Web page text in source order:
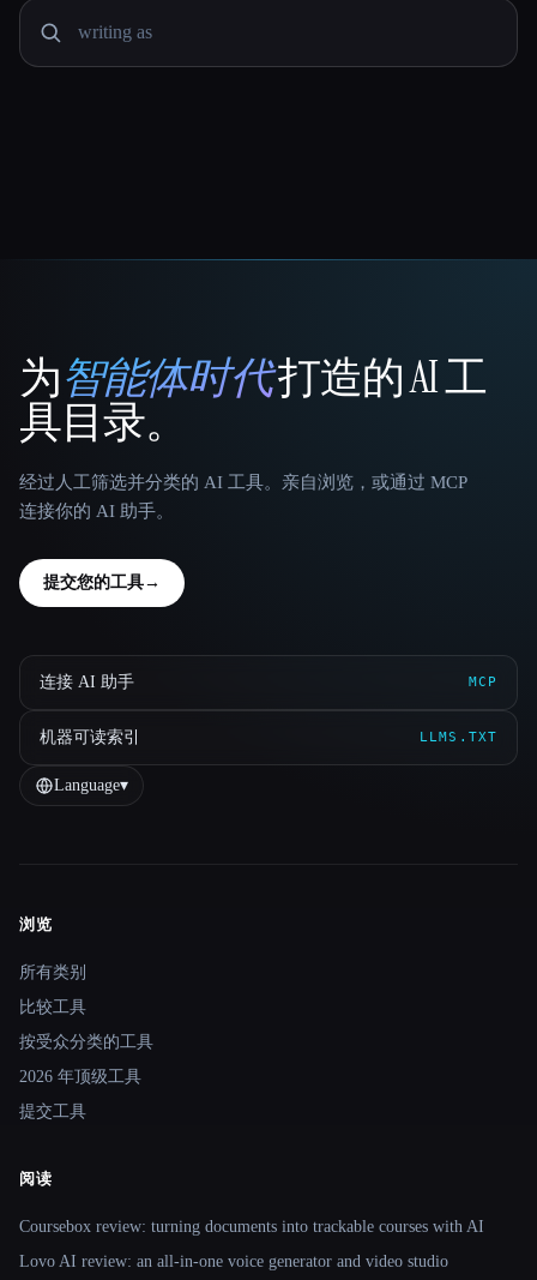
That AI Collection
为智能体时代打造的 AI 工
具目录。
经过人工筛选并分类的 AI 工具。亲自浏览，或通过 MCP
连接你的 AI 助手。
提交您的工具→
连接 AI 助手 MCP
机器可读索引 LLMS.TXT
Language▾
Site navigation
浏览
所有类别
比较工具
按受众分类的工具
2026 年顶级工具
提交工具
阅读
Coursebox review: turning documents into trackable courses with AI
Lovo AI review: an all-in-one voice generator and video studio